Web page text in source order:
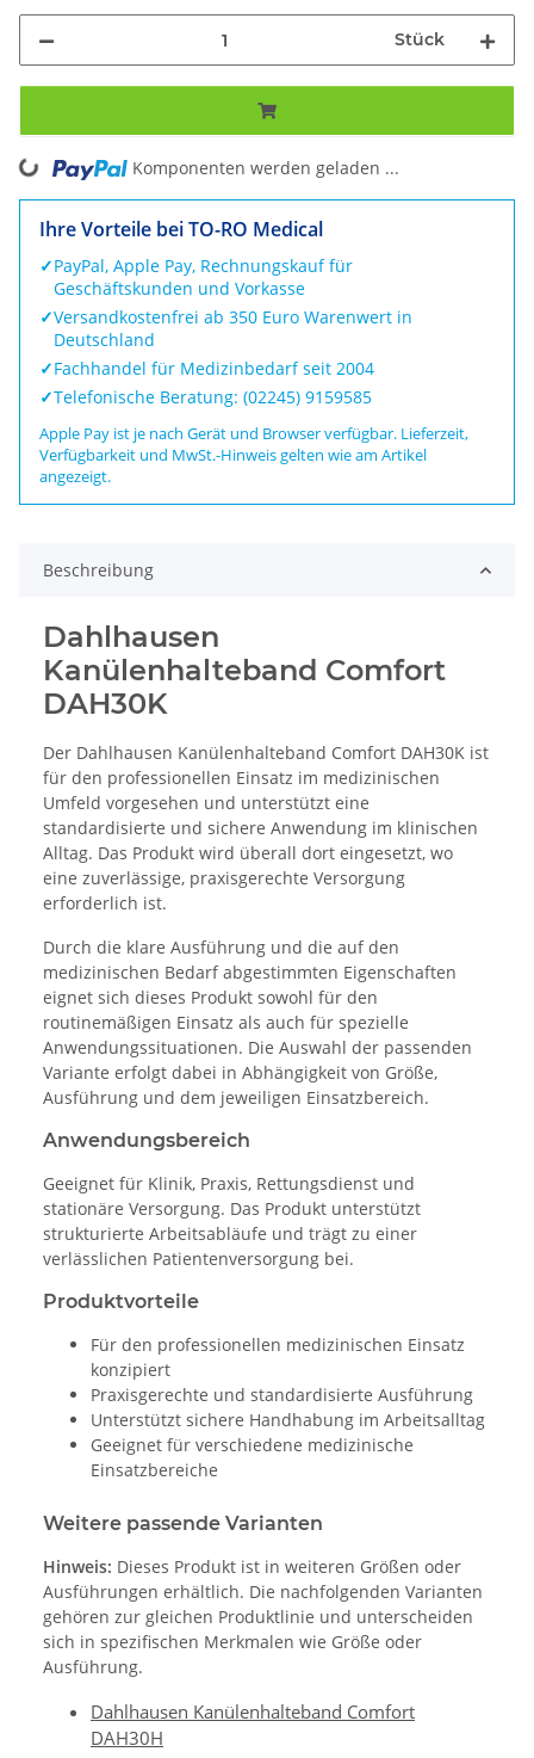
Stück
Komponenten werden geladen ...
Ihre Vorteile bei TO-RO Medical
✓PayPal, Apple Pay, Rechnungskauf für
Geschäftskunden und Vorkasse
✓Versandkostenfrei ab 350 Euro Warenwert in
Deutschland
✓Fachhandel für Medizinbedarf seit 2004
✓Telefonische Beratung: (02245) 9159585
Apple Pay ist je nach Gerät und Browser verfügbar. Lieferzeit,
Verfügbarkeit und MwSt.-Hinweis gelten wie am Artikel
angezeigt.
Beschreibung
Dahlhausen
Kanülenhalteband Comfort
DAH30K
Der Dahlhausen Kanülenhalteband Comfort DAH30K ist
für den professionellen Einsatz im medizinischen
Umfeld vorgesehen und unterstützt eine
standardisierte und sichere Anwendung im klinischen
Alltag. Das Produkt wird überall dort eingesetzt, wo
eine zuverlässige, praxisgerechte Versorgung
erforderlich ist.
Durch die klare Ausführung und die auf den
medizinischen Bedarf abgestimmten Eigenschaften
eignet sich dieses Produkt sowohl für den
routinemäßigen Einsatz als auch für spezielle
Anwendungssituationen. Die Auswahl der passenden
Variante erfolgt dabei in Abhängigkeit von Größe,
Ausführung und dem jeweiligen Einsatzbereich.
Anwendungsbereich
Geeignet für Klinik, Praxis, Rettungsdienst und
stationäre Versorgung. Das Produkt unterstützt
strukturierte Arbeitsabläufe und trägt zu einer
verlässlichen Patientenversorgung bei.
Produktvorteile
Für den professionellen medizinischen Einsatz
konzipiert
Praxisgerechte und standardisierte Ausführung
Unterstützt sichere Handhabung im Arbeitsalltag
Geeignet für verschiedene medizinische
Einsatzbereiche
Weitere passende Varianten
Hinweis: Dieses Produkt ist in weiteren Größen oder
Ausführungen erhältlich. Die nachfolgenden Varianten
gehören zur gleichen Produktlinie und unterscheiden
sich in spezifischen Merkmalen wie Größe oder
Ausführung.
Dahlhausen Kanülenhalteband Comfort
DAH30H